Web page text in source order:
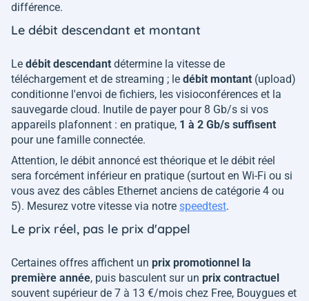
différence.
Le débit descendant et montant
Le débit descendant détermine la vitesse de
téléchargement et de streaming ; le débit montant (upload)
conditionne l'envoi de fichiers, les visioconférences et la
sauvegarde cloud. Inutile de payer pour 8 Gb/s si vos
appareils plafonnent : en pratique, 1 à 2 Gb/s suffisent
pour une famille connectée.
Attention, le débit annoncé est théorique et le débit réel
sera forcément inférieur en pratique (surtout en Wi-Fi ou si
vous avez des câbles Ethernet anciens de catégorie 4 ou
5). Mesurez votre vitesse via notre speedtest.
Le prix réel, pas le prix d'appel
Certaines offres affichent un prix promotionnel la
première année, puis basculent sur un prix contractuel
souvent supérieur de 7 à 13 €/mois chez Free, Bouygues et